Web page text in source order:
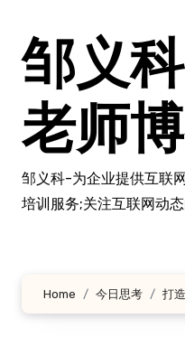
邹义
老师
邹义科-为企业提供互联
培训服务;关注互联网动
Home 今日思考 打